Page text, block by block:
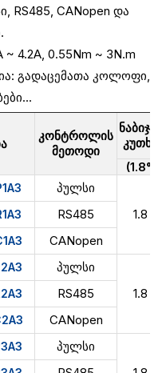
RS485, CANopen და
~ 4.2A, 0.55Nm ~ 3N.m
გადაცემათა კოლოფი,
კონტროლის
მეთოდი
ნაბიჯის
კუთხე
(1.8°)
პულსი
1.8
RS485
CANopen
პულსი
1.8
RS485
CANopen
პულსი